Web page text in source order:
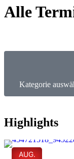
Alle
Kategorie
Highlights
AUG.